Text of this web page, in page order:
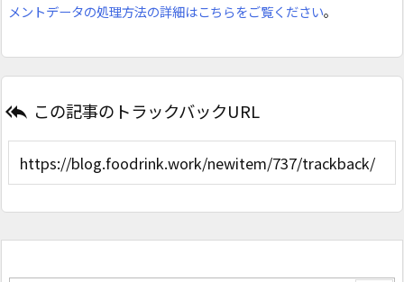
メントデータの処理方法の詳細はこちらをご覧ください。
 この記事のトラックバックURL